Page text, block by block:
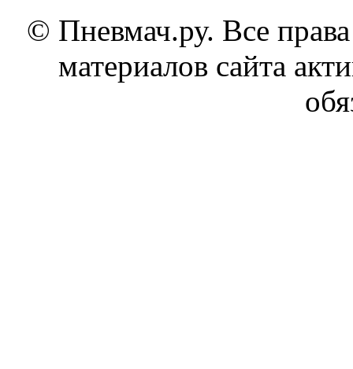
© Пневмач.ру. Все
материалов сайта